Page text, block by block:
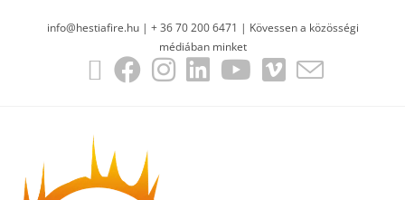
info@hestiafire.hu | + 36 70 200 6471 | Kövessen a közösségi
médiában minket